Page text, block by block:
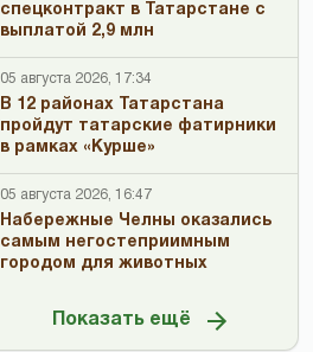
спецконтракт в Татарстане с
выплатой 2,9 млн
05 августа 2026, 17:34
В 12 районах Татарстана
пройдут татарские фатирники
в рамках «Курше»
05 августа 2026, 16:47
Набережные Челны оказались
самым негостеприимным
городом для животных
Показать ещё